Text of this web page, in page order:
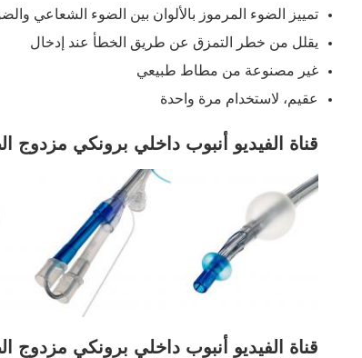
تمييز الضوء المرموز بالألوان بين الضوء الشعاعي
يقلل من خطر التمزق عن طريق الخطأ عند إدخال
غير مصنوعة من مطاط طبيعي
عقيم، لاستخدام مرة واحدة
قناة الفيديو أنبوب داخلي برونكي مزدوج
قناة الفيديو أنبوب داخلي برونكي مزدوج